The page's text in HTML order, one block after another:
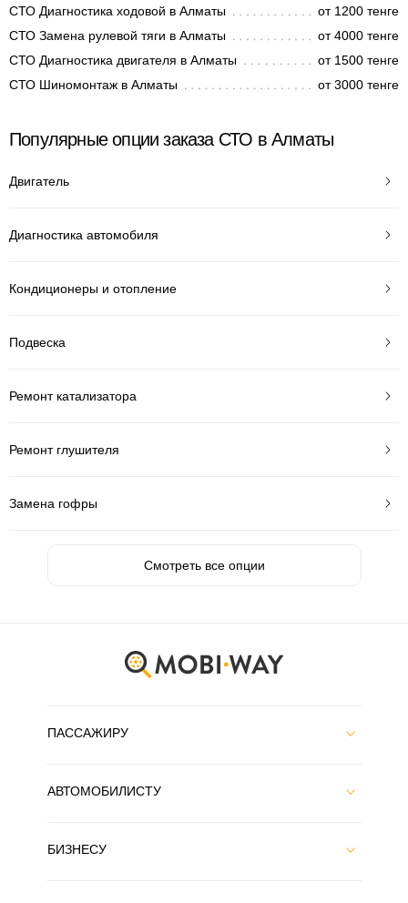
СТО Диагностика ходовой в Алматы
от 1200 тенге
СТО Замена рулевой тяги в Алматы
от 4000 тенге
СТО Диагностика двигателя в Алматы
от 1500 тенге
СТО Шиномонтаж в Алматы
от 3000 тенге
Популярные опции заказа СТО в Алматы
Двигатель
Диагностика автомобиля
Кондиционеры и отопление
Подвеска
Ремонт катализатора
Ремонт глушителя
Замена гофры
Смотреть все опции
ПАССАЖИРУ
АВТОМОБИЛИСТУ
БИЗНЕСУ